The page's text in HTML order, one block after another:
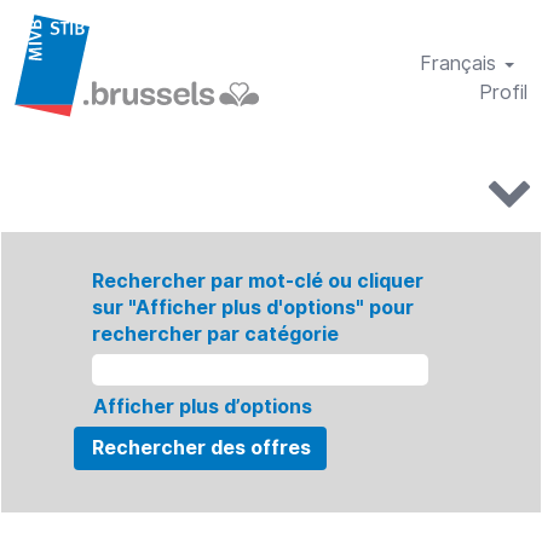
Français
Profil
Rechercher par mot-clé ou cliquer
sur "Afficher plus d'options" pour
rechercher par catégorie
Afficher plus d’options